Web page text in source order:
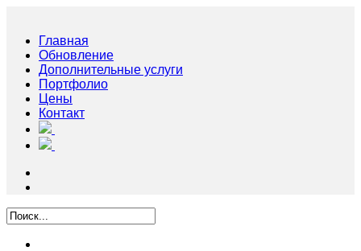
Главная
Обновление
Дополнительные услуги
Портфолио
Цены
Контакт